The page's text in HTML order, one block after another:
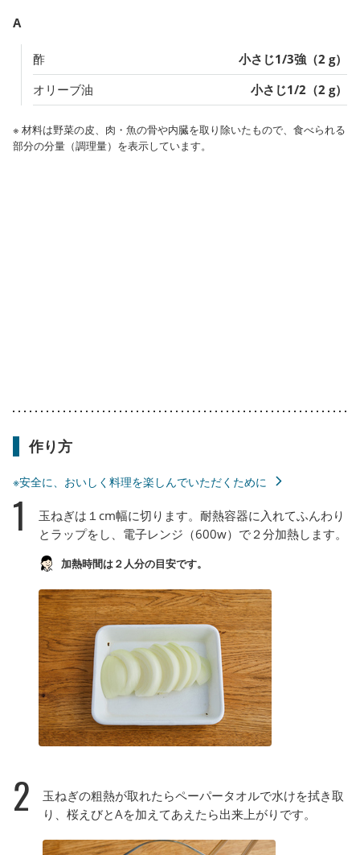
A
酢
小さじ1/3強（2 g）
オリーブ油
小さじ1/2（2 g）
※ 材料は野菜の皮、肉・魚の骨や内臓を取り除いたもので、食べられる
部分の分量（調理量）を表示しています。
作り方
※安全に、おいしく料理を楽しんでいただくために
1
玉ねぎは１cm幅に切ります。耐熱容器に入れてふんわり
とラップをし、電子レンジ（600w）で２分加熱します。
加熱時間は２人分の目安です。
2
玉ねぎの粗熱が取れたらペーパータオルで水けを拭き取
り、桜えびとAを加えてあえたら出来上がりです。